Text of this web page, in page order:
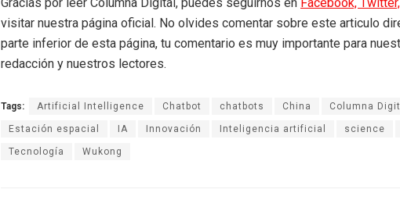
visitar nuestra página oficial. No olvides comentar sobre este articulo
parte inferior de esta página, tu comentario es muy importante para
redacción y nuestros lectores.
Tags: Artificial Intelligence Chatbot chatbots China Columna
Estación espacial IA Innovación Inteligencia artificial science
Tecnología Wukong